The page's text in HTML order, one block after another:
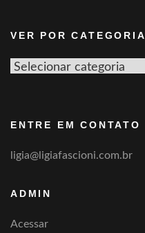
VER POR CATEGORIA
Ver
ENTRE EM CONTATO
ligia@ligiafascioni.com.br
ADMIN
Acessar